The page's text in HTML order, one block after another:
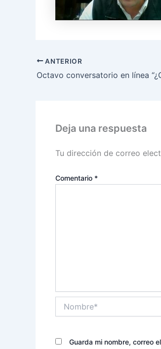
ANTERIOR
Deja una respuesta
Tu dirección de correo
Comentario *
Guarda mi nombre, correo